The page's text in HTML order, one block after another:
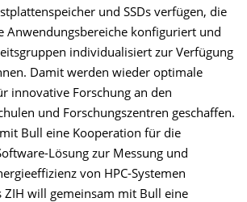
und SSDs verfügen, die
Anwendungsbereiche konfiguriert und
individualisiert zur Verfügung
Damit werden wieder optimale
innovative Forschung an den
und Forschungszentren geschaffen.
Bull eine Kooperation für die
Lösung zur Messung und
von HPC-Systemen
ZIH will gemeinsam mit Bull eine